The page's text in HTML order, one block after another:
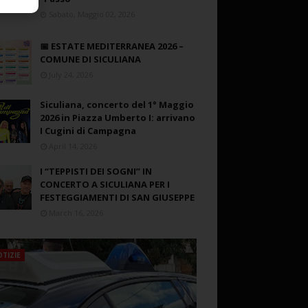
📅 ESTATE MEDITERRANEA 2026 –
COMUNE DI SICULIANA
Siculiana, concerto del 1° Maggio
2026 in Piazza Umberto I: arrivano
I Cugini di Campagna
I “TEPPISTI DEI SOGNI” IN
CONCERTO A SICULIANA PER I
FESTEGGIAMENTI DI SAN GIUSEPPE